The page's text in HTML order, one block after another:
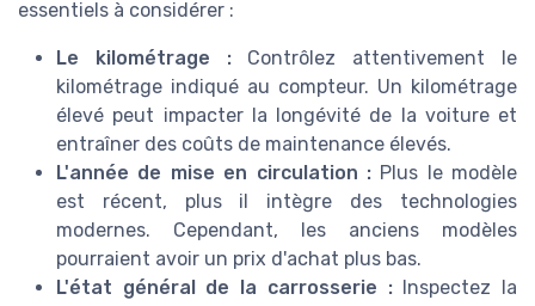
essentiels à considérer :
Le kilométrage :Contrôlez attentivement le
kilométrage indiqué au compteur. Un kilométrage
élevé peut impacter la longévité de la voiture et
entraîner des coûts de maintenance élevés.
L'année de mise en circulation :Plus le modèle
est récent, plus il intègre des technologies
modernes. Cependant, les anciens modèles
pourraient avoir un prix d'achat plus bas.
L'état général de la carrosserie :Inspectez la